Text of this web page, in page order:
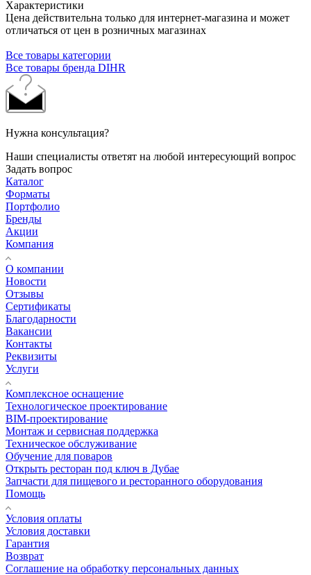
Характеристики
Цена действительна только для интернет-магазина и может
отличаться от цен в розничных магазинах
Все товары категории
Все товары бренда DIHR
Нужна консультация?
Наши специалисты ответят на любой интересующий вопрос
Задать вопрос
Каталог
Форматы
Портфолио
Бренды
Акции
Компания
О компании
Новости
Отзывы
Сертификаты
Благодарности
Вакансии
Контакты
Реквизиты
Услуги
Комплексное оснащение
Технологическое проектирование
BIM-проектирование
Монтаж и сервисная поддержка
Техническое обслуживание
Обучение для поваров
Открыть ресторан под ключ в Дубае
Запчасти для пищевого и ресторанного оборудования
Помощь
Условия оплаты
Условия доставки
Гарантия
Возврат
Соглашение на обработку персональных данных